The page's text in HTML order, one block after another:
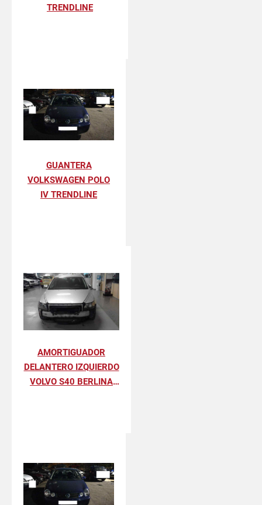
TRENDLINE
GUANTERA
VOLKSWAGEN POLO
IV TRENDLINE
AMORTIGUADOR
DELANTERO IZQUIERDO
VOLVO S40 BERLINA